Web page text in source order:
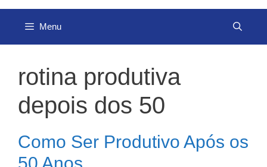
Menu
rotina produtiva
depois dos 50
Como Ser Produtivo Após os